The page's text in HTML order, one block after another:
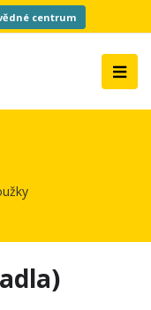
centrum